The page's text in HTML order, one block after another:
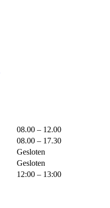
08.00 – 12.00
08.00 – 17.30
Gesloten
Gesloten
12:00 – 13:00